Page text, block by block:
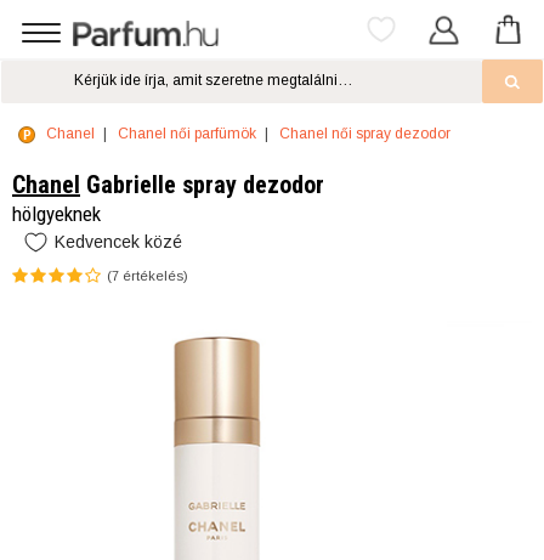
Chanel Chanel női parfümök Chanel női spray dezodor
Chanel Gabrielle spray dezodor
hölgyeknek
Kedvencek közé
(7 értékelés)